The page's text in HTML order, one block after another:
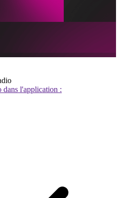
dans l'application :